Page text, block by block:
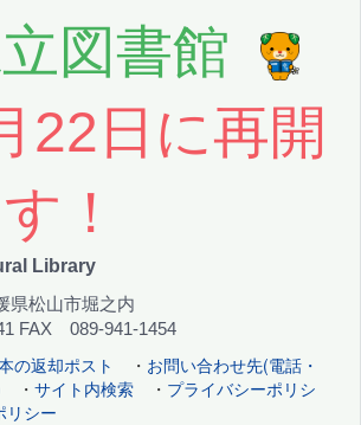
図書館
22日に再開
！
Library
松山市堀之内
FAX 089-941-1454
の返却ポスト ・ お問い合わせ先(電話・
・ サイト内検索 ・ プライバシーポリシ
リシー